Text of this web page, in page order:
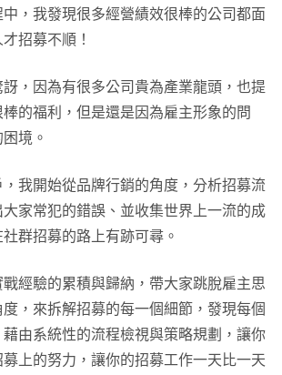
，我發現很多經營績效很棒的公司都面
招募不順！
，因為有很多公司貴為產業龍頭，也提
的福利，但是還是因為雇主形象的問
境。
我開始從品牌行銷的角度，分析招募流
家常犯的錯誤、並收集世界上一流的成
群招募的路上有跡可尋。
經驗的累積與歸納，帶大家跳脫雇主思
，來拆解招募的每一個細節，發現每個
由系統性的流程檢視與策略規劃，讓你
上的努力，讓你的招募工作一天比一天